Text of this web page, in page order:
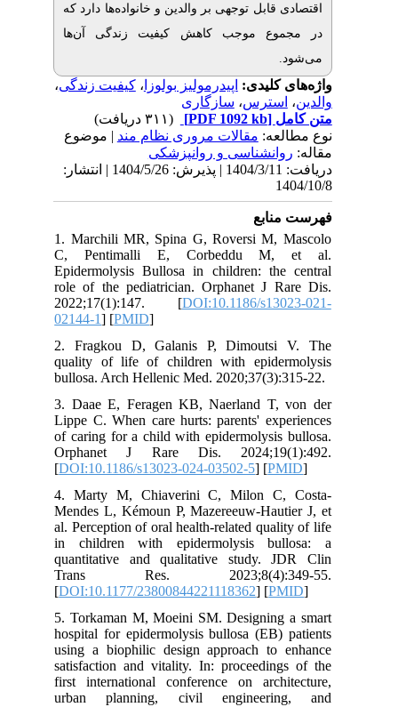
قابل توجهی بر والدین و خانواده‌ها دارد که
موجب کاهش کیفیت زندگی آن‌ها
اپیدرمولیز بولوزا،کیفیت زندگی،
سازگاری
(۳۱۱ دریافت)
مقالات مروری نظام مند| موضوع
و روانپزشکی
دریافت: 1404/3/11 | پذیرش: 1404/5/26 | انتشار:
1. Marchili MR, Spina G, Roversi M,
C, Pentimalli E, Corbeddu
Epidermolysis Bullosa in children:
role of the pediatrician. Orphanet J
2022;17(1):147. [DOI:10.1186/
2. Fragkou D, Galanis P,
quality of life of children with
bullosa. Arch Hellenic Med.
3. Daae E, Feragen KB, Naerland
Lippe C. When care hurts: parents'
of caring for a child with
Orphanet J Rare Dis.
[DOI:10.1186/s13023-024-03502-5
4. Marty M, Chiaverini C, Milon
Mendes L, Kémoun P, Mazereeuw-
al. Perception of oral health-related
in children with epidermolysis
quantitative and qualitative study.
Trans Res.
[DOI:10.1177/23800844221118362
5. Torkaman M, Moeini SM.
hospital for epidermolysis bullosa
using a biophilic design approach to
satisfaction and vitality. In:
first international conference on
urban planning, civil